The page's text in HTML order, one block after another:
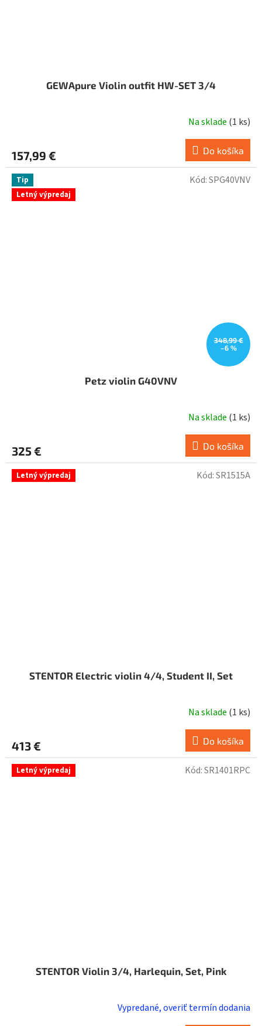
GEWApure Violin outfit HW-SET 3/4
produktu
je
4,3
z
5
Na sklade (1 ks)
157,99 € Do košíka
Tip
Letný výpredaj
348,99 €
–6 %
Petz violin G40VNV
Na sklade (1 ks)
325 € Do košíka
Kód:SPG40VNV
Letný výpredaj
STENTOR Electric violin 4/4, Student II, Set
produktu
je
5,0
z
Na sklade (1 ks)
413 € Do košíka
Kód:SR1515A
Letný výpredaj
STENTOR Violin 3/4, Harlequin, Set, Pink
Vypredané, overiť termín dodania
Kód:SR1401RPC